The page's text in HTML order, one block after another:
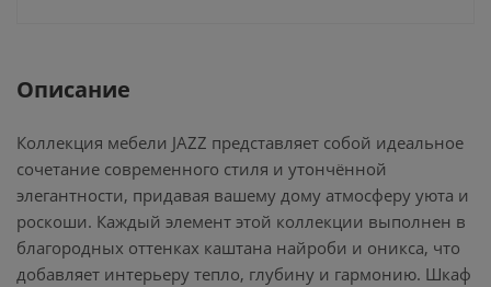
Описание
Коллекция мебели JAZZ представляет собой идеальное
сочетание современного стиля и утончённой
элегантности, придавая вашему дому атмосферу уюта и
роскоши. Каждый элемент этой коллекции выполнен в
благородных оттенках каштана найроби и оникса, что
добавляет интерьеру тепло, глубину и гармонию. Шкаф